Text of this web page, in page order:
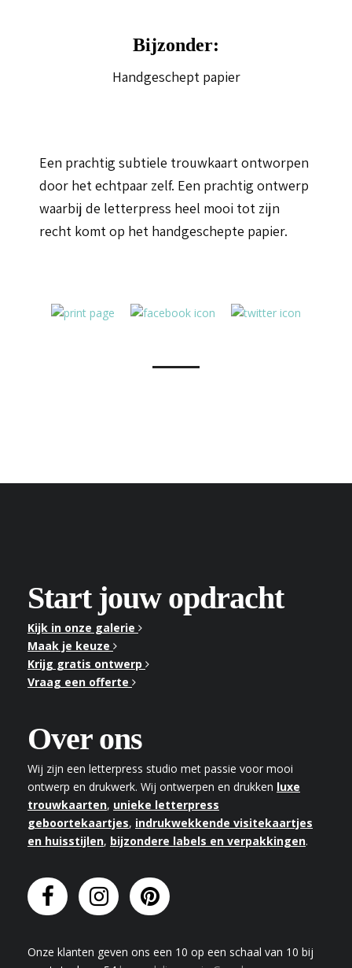
Bijzonder:
Handgeschept papier
Een prachtig subtiele trouwkaart ontworpen
door het echtpaar zelf. Een prachtig ontwerp
waarbij de letterpress heel mooi tot zijn
recht komt op het handgeschepte papier.
Start jouw opdracht
Kijk in onze galerie
Maak je keuze
Krijg gratis ontwerp
Vraag een offerte
Over ons
Wij zijn een letterpress studio met passie voor mooi
ontwerp en drukwerk. Wij ontwerpen en drukken luxe
trouwkaarten, unieke letterpress
geboortekaartjes, indrukwekkende visitekaartjes
en huisstijlen, bijzondere labels en verpakkingen.
Onze klanten geven ons een 10 op een schaal van 10 bij